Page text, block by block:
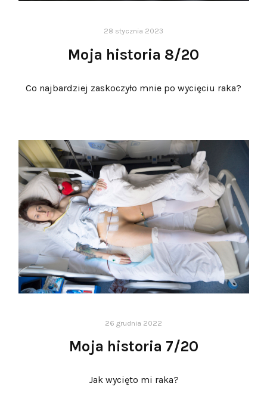
28 stycznia 2023
Moja historia 8/20
Co najbardziej zaskoczyło mnie po wycięciu raka?
26 grudnia 2022
Moja historia 7/20
Jak wycięto mi raka?